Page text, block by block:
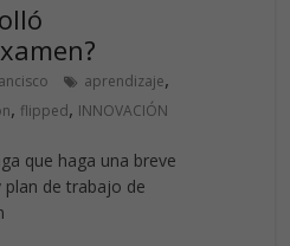
aprendizaje,
, flipped, INNOVACIÓN
que haga una breve
plan de trabajo de